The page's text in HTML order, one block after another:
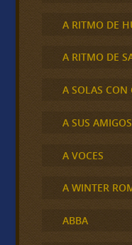
A RITMO DE
A RITMO DE
A SOLAS CON
A SUS AMIGOS
A VOCES
A WINTER
ABBA